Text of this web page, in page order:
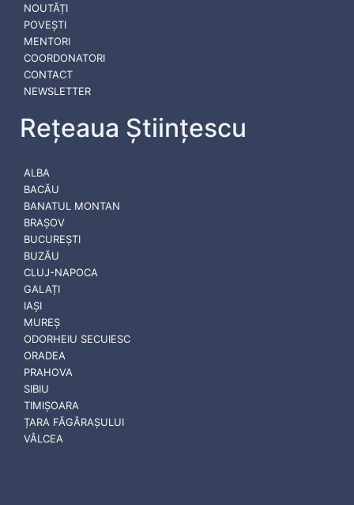
NOUTĂȚI
POVEȘTI
MENTORI
COORDONATORI
CONTACT
NEWSLETTER
Rețeaua Științescu
ALBA
BACĂU
BANATUL MONTAN
BRAȘOV
BUCUREȘTI
BUZĂU
CLUJ-NAPOCA
GALAȚI
IAȘI
MUREȘ
ODORHEIU SECUIESC
ORADEA
PRAHOVA
SIBIU
TIMIȘOARA
ȚARA FĂGĂRAȘULUI
VÂLCEA